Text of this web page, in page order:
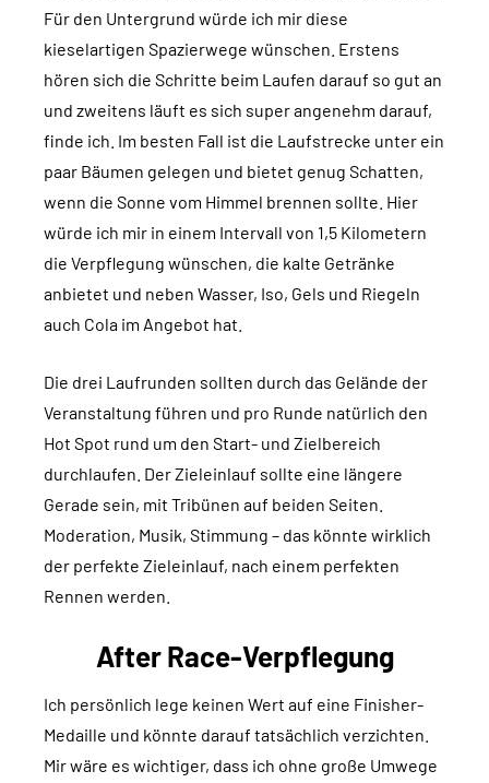
Für den Untergrund würde ich mir diese
kieselartigen Spazierwege wünschen. Erstens
hören sich die Schritte beim Laufen darauf so gut an
und zweitens läuft es sich super angenehm darauf,
finde ich. Im besten Fall ist die Laufstrecke unter ein
paar Bäumen gelegen und bietet genug Schatten,
wenn die Sonne vom Himmel brennen sollte. Hier
würde ich mir in einem Intervall von 1,5 Kilometern
die Verpflegung wünschen, die kalte Getränke
anbietet und neben Wasser, Iso, Gels und Riegeln
auch Cola im Angebot hat.
Die drei Laufrunden sollten durch das Gelände der
Veranstaltung führen und pro Runde natürlich den
Hot Spot rund um den Start- und Zielbereich
durchlaufen. Der Zieleinlauf sollte eine längere
Gerade sein, mit Tribünen auf beiden Seiten.
Moderation, Musik, Stimmung – das könnte wirklich
der perfekte Zieleinlauf, nach einem perfekten
Rennen werden.
After Race-Verpflegung
Ich persönlich lege keinen Wert auf eine Finisher-
Medaille und könnte darauf tatsächlich verzichten.
Mir wäre es wichtiger, dass ich ohne große Umwege